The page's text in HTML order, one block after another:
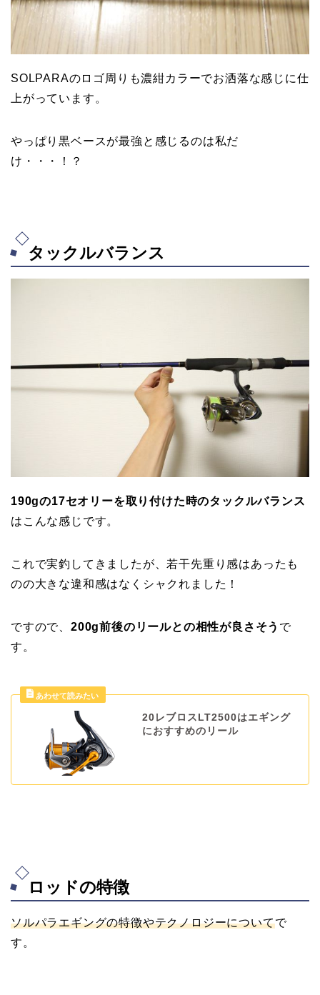
SOLPARAのロゴ周りも濃紺カラーでお洒落な感じに仕
上がっています。
やっぱり黒ベースが最強と感じるのは私だ
け・・・！？
タックルバランス
190gの17セオリーを取り付けた時のタックルバランス
はこんな感じです。
これで実釣してきましたが、若干先重り感はあったも
のの大きな違和感はなくシャクれました！
ですので、 200g前後のリールとの相性が良さそう で
す。
20レブロスLT2500はエギング
におすすめのリール
ロッドの特徴
ソルパラエギングの特徴やテクノロジーについてで
す。